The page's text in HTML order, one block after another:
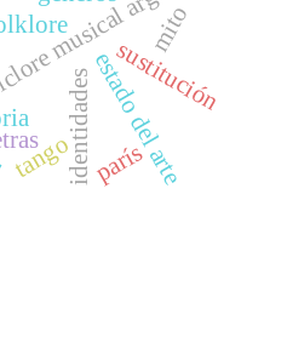
estado del arte
identidades
tango
sustitución
mito
parís